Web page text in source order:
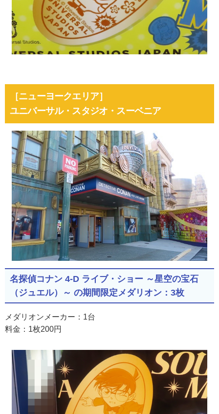
［ニューヨークエリア］
ユニバーサル・スタジオ・スーベニア
名探偵コナン 4-D ライブ・ショー ～星空の宝石
（ジュエル）～ の期間限定メダリオン：3枚
メダリオンメーカー：1台
料金：1枚200円